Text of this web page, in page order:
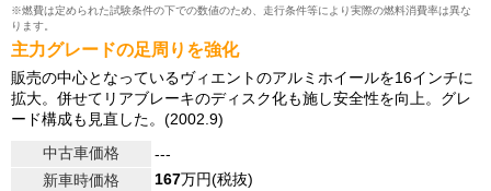
※燃費は定められた試験条件の下での数値のため、走行条件等により実際の燃料消費率は異な
ります。
主力グレードの足周りを強化
販売の中心となっているヴィエントのアルミホイールを16インチに
拡大。併せてリアブレーキのディスク化も施し安全性を向上。グレ
ード構成も見直した。(2002.9)
中古車価格
---
新車時価格
167万円(税抜)